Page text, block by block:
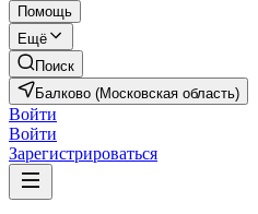
Помощь
Ещё
Поиск
Балково (Московская область)
Войти
Войти
Зарегистрироваться